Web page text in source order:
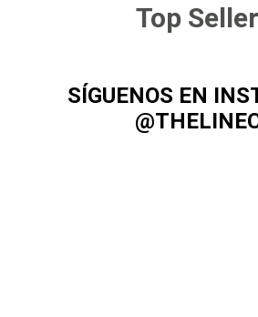
Top
SÍGUENOS EN